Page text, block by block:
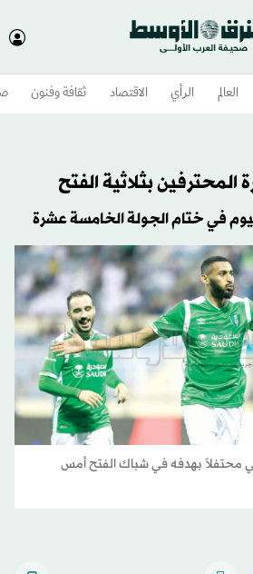
العالم الرأي الاقتصاد ثقافة وفنون
المحترفين بثلاثية الفتح
في ختام الجولة الخامسة عشرة
محتفلاً بهدفه في شباك الفتح أمس